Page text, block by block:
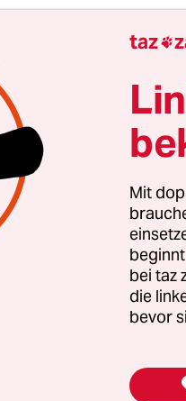
nicht gewinnen,
in einem Interview.
Künstlerin.
hat die Fondation
30 Jahre
Pariser
heißt die
organisierte
zwischen der
taz 
Mit
bei taz
die
bevor